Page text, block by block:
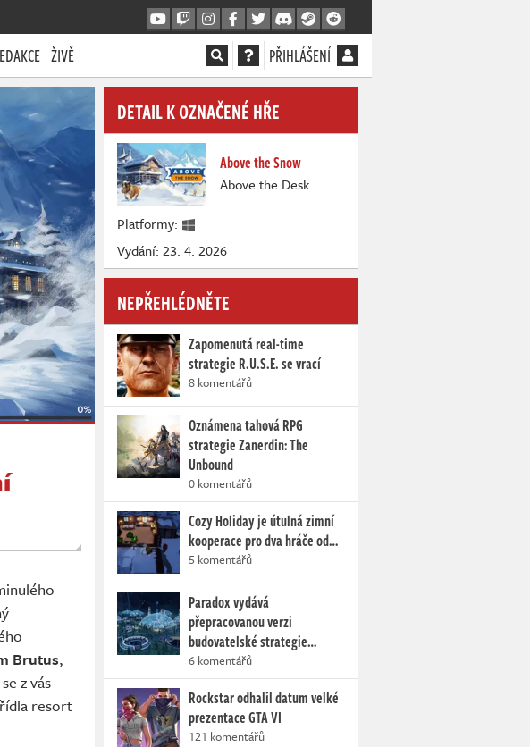
ŽIVĚ PŘIHLÁŠENÍ
Brutus,
z vás
resort
DETAIL K OZNAČENÉ HŘE
Above the Snow
Above the Desk
Platformy:
Vydání: 23. 4. 2026
NEPŘEHLÉDNĚTE
Zapomenutá real-time
strategie R.U.S.E. se vrací
8 komentářů
Oznámena tahová RPG
strategie Zanerdin: The
Unbound
0 komentářů
Cozy Holiday je útulná zimní
kooperace pro dva hráče od…
5 komentářů
Paradox vydává
přepracovanou verzi
budovatelské strategie…
6 komentářů
Rockstar odhalil datum velké
prezentace GTA VI
121 komentářů